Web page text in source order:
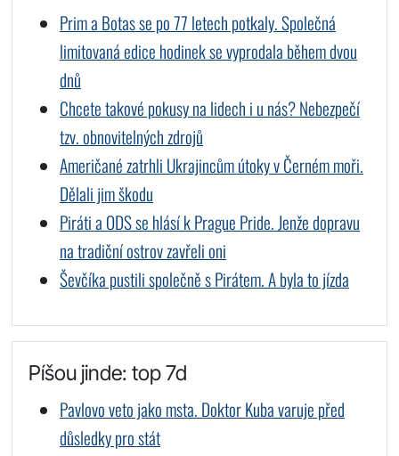
Prim a Botas se po 77 letech potkaly. Společná
limitovaná edice hodinek se vyprodala během dvou
dnů
Chcete takové pokusy na lidech i u nás? Nebezpečí
tzv. obnovitelných zdrojů
Američané zatrhli Ukrajincům útoky v Černém moři.
Dělali jim škodu
Piráti a ODS se hlásí k Prague Pride. Jenže dopravu
na tradiční ostrov zavřeli oni
Ševčíka pustili společně s Pirátem. A byla to jízda
Píšou jinde: top 7d
Pavlovo veto jako msta. Doktor Kuba varuje před
důsledky pro stát